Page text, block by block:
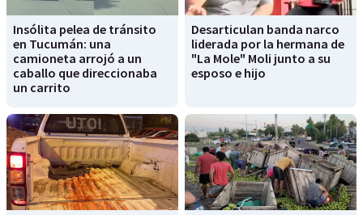
Insólita pelea de tránsito
en Tucumán: una
camioneta arrojó a un
caballo que direccionaba
un carrito
Desarticulan banda narco
liderada por la hermana de
"La Mole" Moli junto a su
esposo e hijo